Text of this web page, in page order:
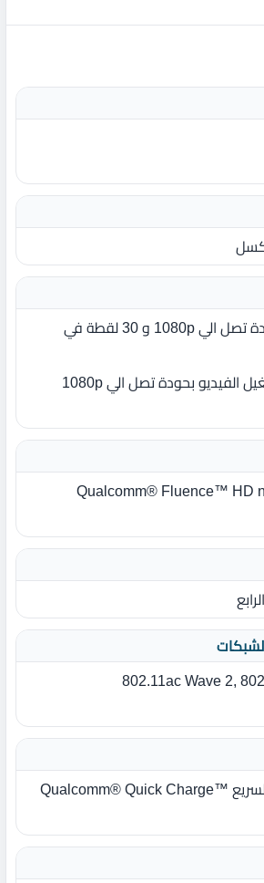
التقاط الفيديو: بحودة تصل الي 1080p و 30 لقطة في
تشغيل الفيديو: تشغيل الفيديو بحودة تصل الي 1080p
Qualcomm® Fluence™ HD
802.11ac Wave 2,
دعم تقنية الشحن السريع Qualcomm® Quick Charge™